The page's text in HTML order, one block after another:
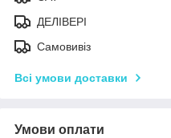
ДЕЛІВЕРІ
Самовивіз
Всі умови доставки
Умови оплати